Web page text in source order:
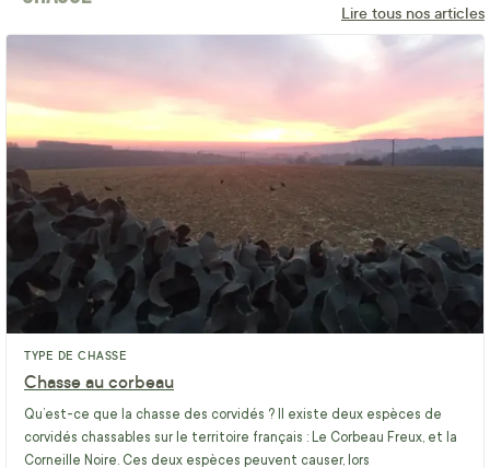
Lire tous nos articles
TYPE DE CHASSE
Chasse au corbeau
Qu’est-ce que la chasse des corvidés ? Il existe deux espèces de
corvidés chassables sur le territoire français : Le Corbeau Freux, et la
Corneille Noire. Ces deux espèces peuvent causer, lors